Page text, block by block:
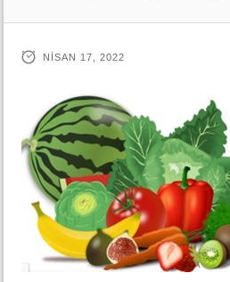
NISAN 17, 2022